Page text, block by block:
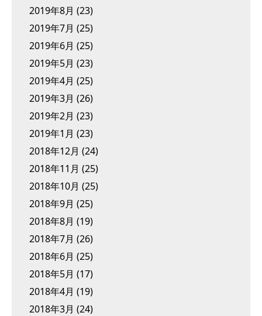
2019年8月 (23)
2019年7月 (25)
2019年6月 (25)
2019年5月 (23)
2019年4月 (25)
2019年3月 (26)
2019年2月 (23)
2019年1月 (23)
2018年12月 (24)
2018年11月 (25)
2018年10月 (25)
2018年9月 (25)
2018年8月 (19)
2018年7月 (26)
2018年6月 (25)
2018年5月 (17)
2018年4月 (19)
2018年3月 (24)